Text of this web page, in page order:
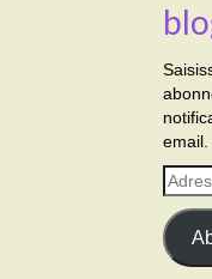
email.
e-
mail